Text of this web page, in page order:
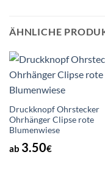
ÄHNLICHE
Druckknopf Ohrstecker
Ohrhänger Clipse rote
Blumenwiese
ab 3.50€